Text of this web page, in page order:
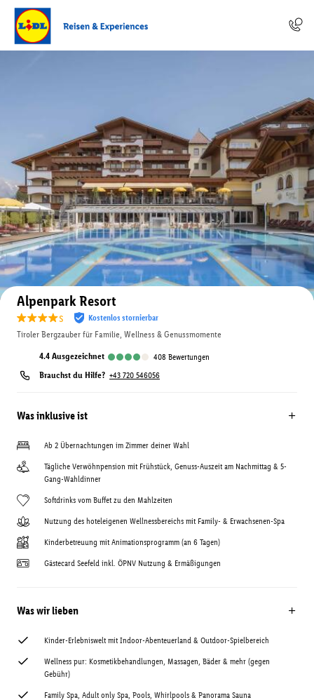
Auf der Karte anzeigen
Alpenpark Resort
s Kostenlos stornierbar
Tiroler Bergzauber für Familie, Wellness & Genussmomente
4.4 ausgezeichnet 408 Bewertungen
Brauchst du Hilfe? +43 720 546056
Was inklusive ist
Ab 2 Übernachtungen im Zimmer deiner Wahl
Tägliche Verwöhnpension mit Frühstück, Genuss-Auszeit am Nachmittag & 5-
Gang-Wahldinner
Softdrinks vom Buffet zu den Mahlzeiten
Nutzung des hoteleigenen Wellnessbereichs mit Family- & Erwachsenen-Spa
Kinderbetreuung mit Animationsprogramm (an 6 Tagen)
Gästecard Seefeld inkl. ÖPNV Nutzung & Ermäßigungen
Was wir lieben
Kinder-Erlebniswelt mit Indoor-Abenteuerland & Outdoor-Spielbereich
Wellness pur: Kosmetikbehandlungen, Massagen, Bäder & mehr (gegen
Gebühr)
Family Spa, Adult only Spa, Pools, Whirlpools & Panorama Sauna